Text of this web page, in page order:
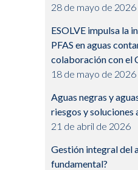
28 de mayo de 2026
ESOLVE impulsa la
PFAS en aguas
colaboración con el
18 de mayo de 2026
Aguas negras y
riesgos y soluciones
21 de abril de 2026
Gestión integral del
fundamental?